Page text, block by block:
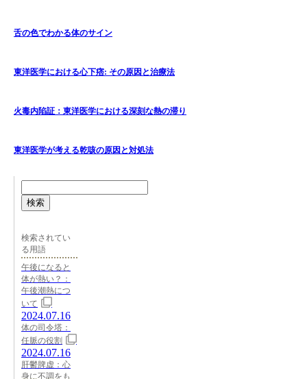
舌の色でわかる体のサイン
東洋医学における心下痞: その原因と治療法
火毒内陷証：東洋医学における深刻な熱の滞り
東洋医学が考える乾咳の原因と対処法
検索
検索されてい
る用語
午後になると
体が熱い？：
午後潮熱につ
いて
2024.07.16
体の司令塔：
任脈の役割
2024.07.16
肝鬱脾虚：心
身に不調をも